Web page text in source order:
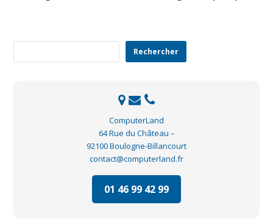
Rechercher
ComputerLand
64 Rue du Château –
92100 Boulogne-Billancourt
contact@computerland.fr
01 46 99 42 99